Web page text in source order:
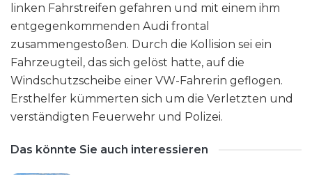
linken Fahrstreifen gefahren und mit einem ihm
entgegenkommenden Audi frontal
zusammengestoßen. Durch die Kollision sei ein
Fahrzeugteil, das sich gelöst hatte, auf die
Windschutzscheibe einer VW-Fahrerin geflogen.
Ersthelfer kümmerten sich um die Verletzten und
verständigten Feuerwehr und Polizei.
Das könnte Sie auch interessieren